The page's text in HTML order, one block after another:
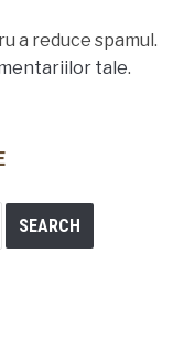
a reduce spamul.
tale.